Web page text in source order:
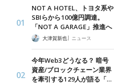
NOT A HOTEL、トヨタ系や
SBIらから100億円調達。
「NOT A GARAGE」推進へ
大津賀新也| ニュース
今年Web3どうなる？ 暗号
資産/ブロックチェーン業界
を牽引する129人が語る「…